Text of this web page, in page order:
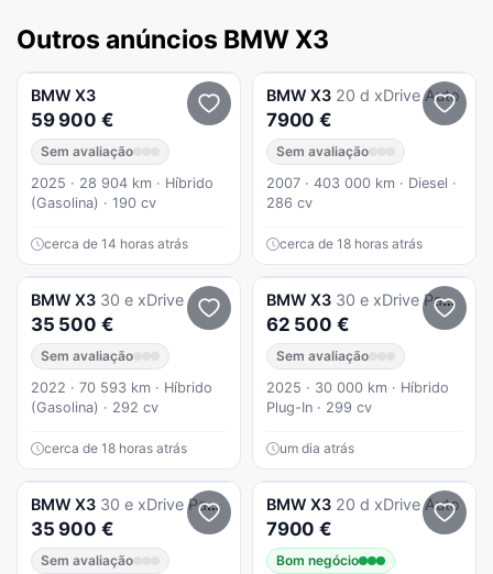
Outros anúncios BMW X3
BMW X3
59 900 €
Sem avaliação
2025 · 28 904 km · Híbrido
(Gasolina) · 190 cv
cerca de 14 horas atrás
BMW X3 20 d xDrive Auto
7900 €
Sem avaliação
2007 · 403 000 km · Diesel ·
286 cv
cerca de 18 horas atrás
BMW X3 30 e xDrive
35 500 €
Sem avaliação
2022 · 70 593 km · Híbrido
(Gasolina) · 292 cv
cerca de 18 horas atrás
BMW X3 30 e xDrive Pack M Desportivo
62 500 €
Sem avaliação
2025 · 30 000 km · Híbrido
Plug-In · 299 cv
um dia atrás
BMW X3 30 e xDrive Pack M
35 900 €
Sem avaliação
BMW X3 20 d xDrive Auto
7900 €
Bom negócio